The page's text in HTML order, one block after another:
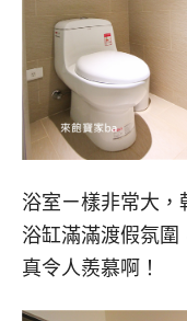
浴室ㄧ樣非常大，
浴缸滿滿渡假氛圍
真令人羨慕啊！